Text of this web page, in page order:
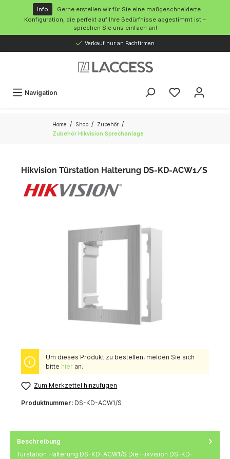
springen
Info
Gerne erstellen wir für Sie eine maßgeschneiderte
Konfiguration, die perfekt auf Ihre Bedürfnisse abgestimmt ist –
sprechen Sie uns einfach an!
Verkauf nur an Fachfirmen
Navigation
Home / Shop / Zubehör /
Zubehör Hikvision Sprechanlage
Hikvision Türstation Halterung DS-KD-ACW1/S
Um dieses Produkt zu bestellen, melden Sie sich
bitte hieran.
Zum Merkzettel hinzufügen
Produktnummer: DS-KD-ACW1/S
Beschreibung
Türstation Halterung DS-KD-ACW1/S Die Hikvision DS-KD-